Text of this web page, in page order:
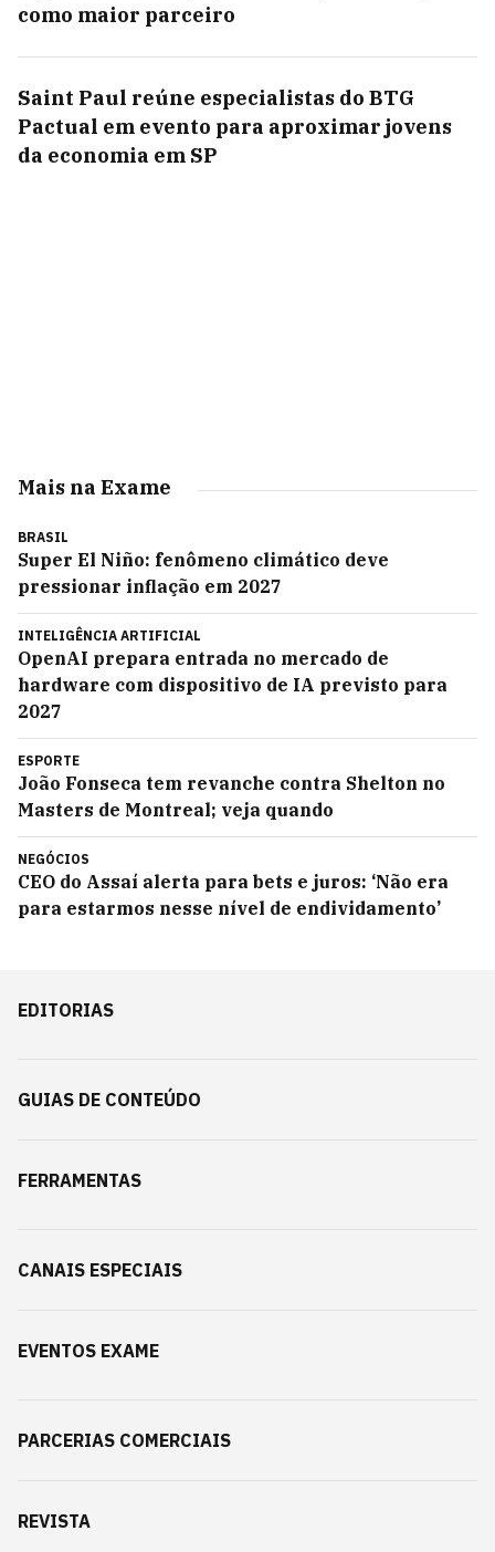
como maior parceiro
Saint Paul reúne especialistas do BTG
Pactual em evento para aproximar jovens
da economia em SP
Mais na Exame
BRASIL
Super El Niño: fenômeno climático deve
pressionar inflação em 2027
INTELIGÊNCIA ARTIFICIAL
OpenAI prepara entrada no mercado de
hardware com dispositivo de IA previsto para
2027
ESPORTE
João Fonseca tem revanche contra Shelton no
Masters de Montreal; veja quando
NEGÓCIOS
CEO do Assaí alerta para bets e juros: ‘Não era
para estarmos nesse nível de endividamento’
EDITORIAS
GUIAS DE CONTEÚDO
FERRAMENTAS
CANAIS ESPECIAIS
EVENTOS EXAME
PARCERIAS COMERCIAIS
REVISTA